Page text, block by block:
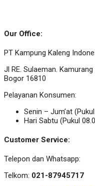
Our Office:
PT Kampung Kaleng
Jl RE. Sulaeman.
Bogor 16810
Pelayanan Konsumen:
Senin – Jum’at
Hari Sabtu (Pukul
Customer Service:
Telepon dan Whatsapp:
Telkom: 021-87945717